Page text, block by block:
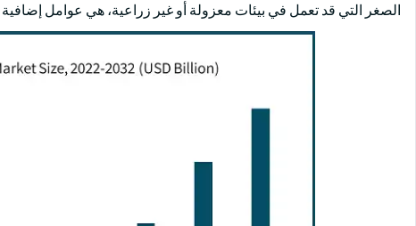
الصغر التي قد تعمل في بيئات معزولة أو غير زراعية، هي عوامل